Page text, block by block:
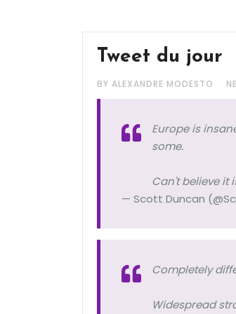
Tweet du jour
BY ALEXANDRE MODESTO
Europe is
some.
Can't believe it
— Scott Duncan
Completely
Widespread